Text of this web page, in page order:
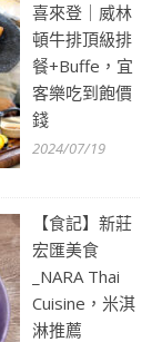
喜來登｜威林
頓牛排頂級排
餐+Buffe，宜
客樂吃到飽價
錢
2024/07/19
【食記】新莊
宏匯美食
_NARA Thai
Cuisine，米淇
淋推薦